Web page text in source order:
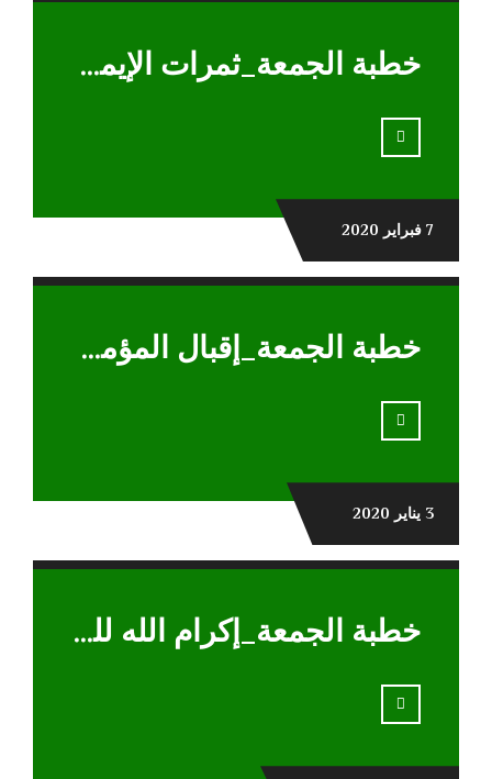
خطبة الجمعة_ثمرات الإيمان
7 فبراير 2020
خطبة الجمعة_إقبال المؤمن علي الله
3 يناير 2020
خطبة الجمعة_إكرام الله للمؤمنين